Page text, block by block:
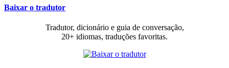
Baixar o tradutor
Tradutor, dicionário e guia de conversação,
20+ idiomas, traduções favoritas.